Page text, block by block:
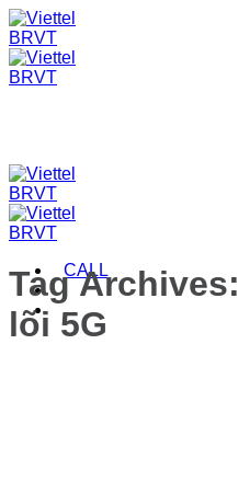
Skip
to
content
CALL
Tag Archives:
lõi 5G